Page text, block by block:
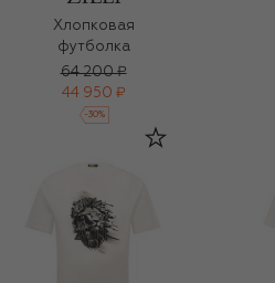
Хлопковая
футболка
64 200 ₽
44 950 ₽
-30%